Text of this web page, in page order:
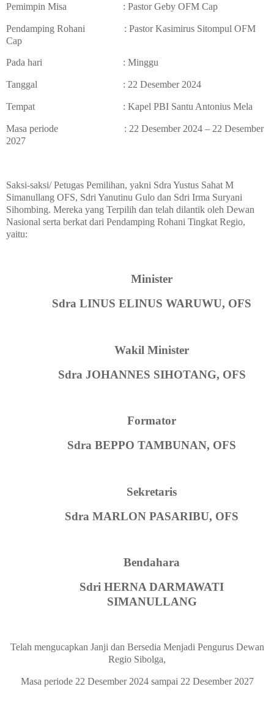
Pemimpin Misa : Pastor Geby OFM Cap
Pendamping Rohani
: Pastor Kasimirus Sitompul OFM
Cap
Pada hari : Minggu
Tanggal : 22 Desember 2024
Tempat : Kapel PBI Santu Antonius Mela
Masa periode
: 22 Desember 2024 – 22 Desember
2027
Saksi-saksi/ Petugas Pemilihan, yakni Sdra Yustus Sahat M
Simanullang OFS, Sdri Yanutinu Gulo dan Sdri Irma Suryani
Sihombing. Mereka yang Terpilih dan telah dilantik oleh Dewan
Nasional serta berkat dari Pendamping Rohani Tingkat Regio,
yaitu:
Minister
Sdra LINUS ELINUS WARUWU, OFS
Wakil Minister
Sdra JOHANNES SIHOTANG, OFS
Formator
Sdra BEPPO TAMBUNAN, OFS
Sekretaris
Sdra MARLON PASARIBU, OFS
Bendahara
Sdri HERNA DARMAWATI
SIMANULLANG
Telah mengucapkan Janji dan Bersedia Menjadi Pengurus Dewan
Regio Sibolga,
Masa periode 22 Desember 2024 sampai 22 Desember 2027